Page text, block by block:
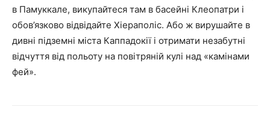
в Памуккале, викупайтеся там в басейні Клеопатри і
обов’язково відвідайте Хіераполіс. Або ж вирушайте в
дивні підземні міста Каппадокії і отримати незабутні
відчуття від польоту на повітряній кулі над «камінами
фей».